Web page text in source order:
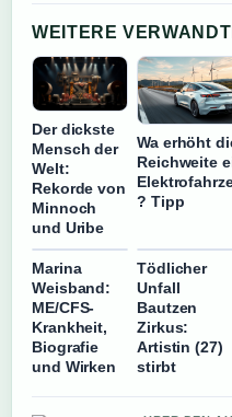
WEITERE
Der dickste
Mensch der
Welt:
Rekorde von
Minnoch
und Uribe
Wa erhöht
Reichweite
? Tipp
Marina
Weisband:
ME/CFS-
Krankheit,
Biografie
und Wirken
Tödlicher
Unfall
Bautzen
Zirkus:
Artistin (27)
stirbt